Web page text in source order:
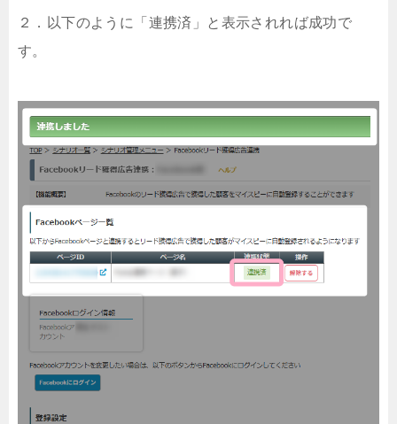
２．以下のように「連携済」と表示されれば成功で
す。